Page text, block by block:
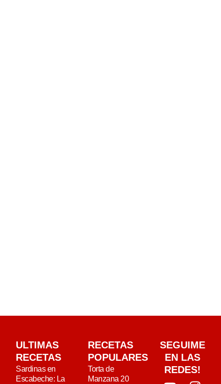
ULTIMAS
RECETAS
Sardinas en
Escabeche: La
RECETAS
POPULARES
Torta de
Manzana 20
SEGUIME
EN LAS
REDES!